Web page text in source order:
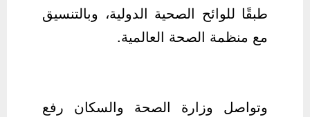
طبقًا للوائح الصحية الدولية، وبالتنسيق
مع منظمة الصحة العالمية.
وتواصل وزارة الصحة والسكان رفع